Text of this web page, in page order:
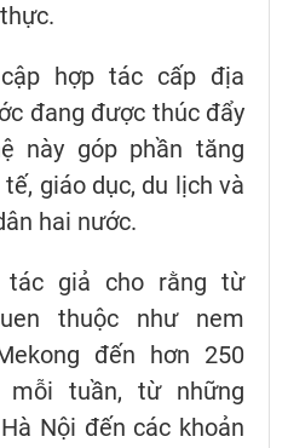
hợp tác cấp địa
đang được thúc đẩy
này góp phần tăng
giáo dục, du lịch và
hai nước.
giả cho rằng từ
thuộc như nem
đến hơn 250
mỗi tuần, từ những
Nội đến các khoản